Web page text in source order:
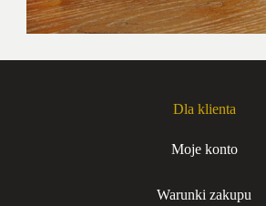
Dla klienta
Moje konto
Warunki zakupu